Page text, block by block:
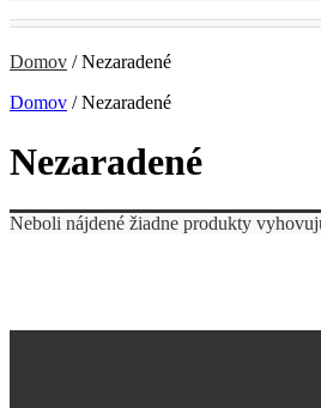
Domov /Nezaradené
Domov /Nezaradené
Nezaradené
Neboli nájdené žiadne produkty